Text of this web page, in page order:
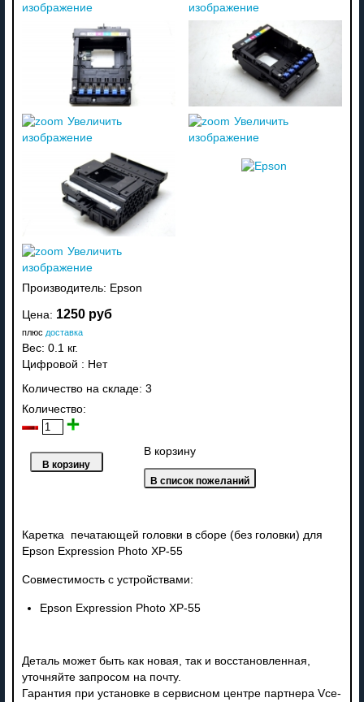
изображение
изображение
Увеличить
изображение
Увеличить
изображение
Увеличить
изображение
Производитель: Epson
Цена: 1250 руб
плюс доставка
Вес: 0.1 кг.
Цифровой : Нет
Количество на складе: 3
Количество:
В корзину
Каретка печатающей головки в сборе (без головки) для
Epson Expression Photo XP-55
Совместимость с устройствами:
Epson Expression Photo XP-55
Деталь может быть как новая, так и восстановленная,
уточняйте запросом на почту.
Гарантия при установке в сервисном центре партнера Vce-